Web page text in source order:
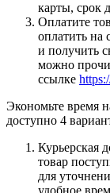
карты, срок
Оплатите
оплатить на
и получить
можно
ссылке
Экономьте время
доступно 4
Курьерская
товар
для
удобное